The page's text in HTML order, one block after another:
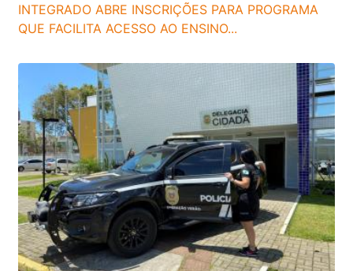
INTEGRADO ABRE INSCRIÇÕES PARA PROGRAMA
QUE FACILITA ACESSO AO ENSINO...